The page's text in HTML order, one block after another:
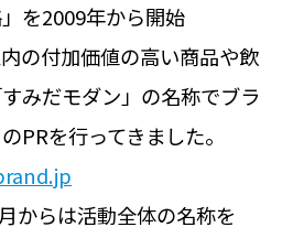
を2009年から開始
の付加価値の高い商品や飲
みだモダン」の名称でブラ
PRを行ってきました。
からは活動全体の名称を